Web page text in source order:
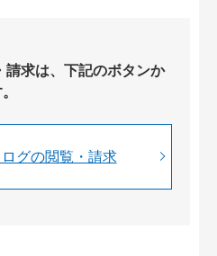
求は、下記のボタンか
グの閲覧・請求